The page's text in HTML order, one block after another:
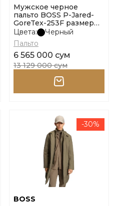
Мужское черное
пальто BOSS P-Jared-
GoreTex-253F размер
46
Цвета:
Черный
Пальто
6 565 000 сум
13 129 000 сум
-30%
BOSS